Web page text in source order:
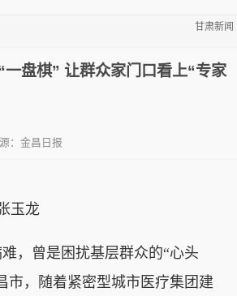
甘肃新闻
一盘棋” 让群众家门口看上“专家
：金昌日报
玉龙
曾是困扰基层群众的“心头
市，随着紧密型城市医疗集团建